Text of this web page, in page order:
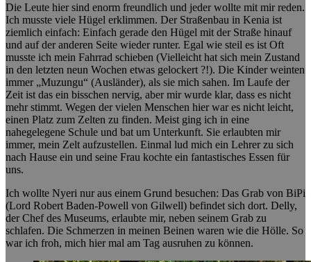
Die Leute hier sind enorm freundlich und jeder wollte mit mir reden.
Ich musste viele Hügel erklimmen. Der Straßenbau in Kenia ist
ziemlich einfach: Einfach gerade den Hügel mit der Straße hinauf
und auf der anderen Seite wieder runter. Egal wie steil es ist Oft
musste ich mein Fahrrad schieben (Vielleicht hat sich mein Zustand
in den letzten neun Wochen etwas gelockert ?!). Die Kinder weinten
immer „Muzungu“ (Ausländer), als sie mich sahen. Im Laufe der
Zeit ist das ein bisschen nervig, aber mir wurde klar, dass es nicht
mehr stimmt. Wegen der vielen Menschen hier war es nicht leicht,
einen Platz zum Zelten zu finden. Meist ging ich in eine
nahegelegene Schule und bat um Unterkunft. Sie erlaubten mir
immer, mein Zelt aufzustellen. Einmal lud mich ein Lehrer zu sich
nach Hause ein und seine Frau kochte ein fantastisches Essen für
uns.
Ich wollte Nyeri nur aus einem Grund besuchen: Das Grab von BiPi
(Lord Robert Baden-Powell von Gilwell) befindet sich dort. Delly,
der Chef des Museums, erlaubte mir, neben seinem Grab zu
schlafen. Die Schmerzen in meinen Beinen waren wie die Hölle. So
war ich froh, mich hier mal am Tag ausruhen zu können.